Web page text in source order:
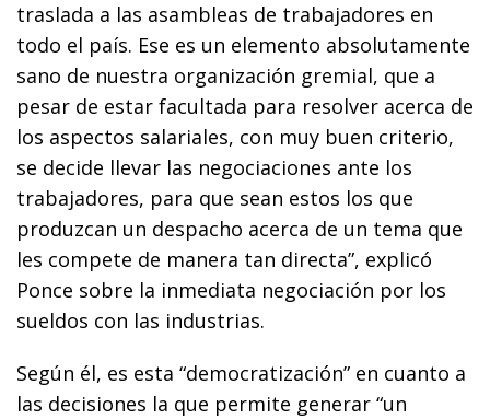
traslada a las asambleas de trabajadores en
todo el país. Ese es un elemento absolutamente
sano de nuestra organización gremial, que a
pesar de estar facultada para resolver acerca de
los aspectos salariales, con muy buen criterio,
se decide llevar las negociaciones ante los
trabajadores, para que sean estos los que
produzcan un despacho acerca de un tema que
les compete de manera tan directa”, explicó
Ponce sobre la inmediata negociación por los
sueldos con las industrias.
Según él, es esta “democratización” en cuanto a
las decisiones la que permite generar “un